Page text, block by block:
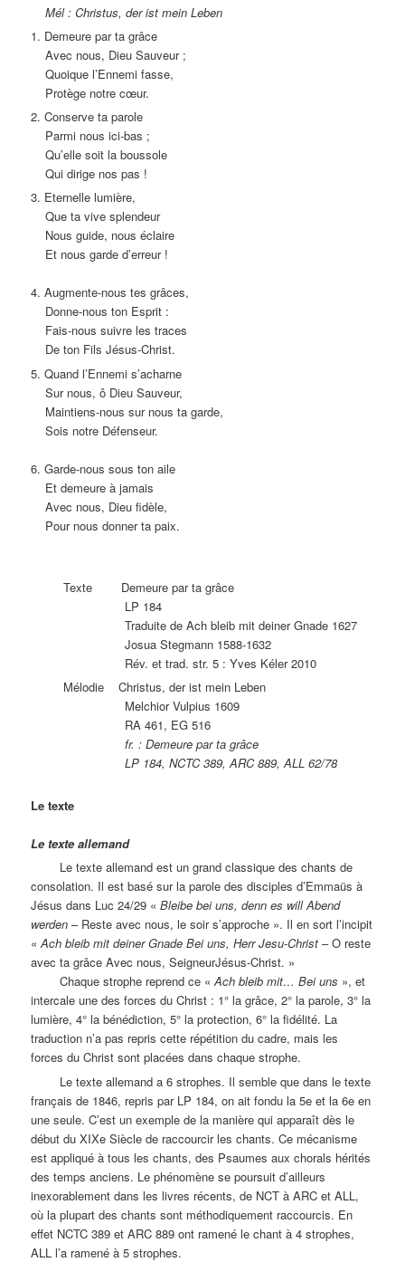
Mél : Christus, der ist mein Leben
1. Demeure par ta grâce
Avec nous, Dieu Sauveur ;
Quoique l’Ennemi fasse,
Protège notre cœur.
2. Conserve ta parole
Parmi nous ici-bas ;
Qu’elle soit la boussole
Qui dirige nos pas !
3. Eternelle lumière,
Que ta vive splendeur
Nous guide, nous éclaire
Et nous garde d’erreur !
4. Augmente-nous tes grâces,
Donne-nous ton Esprit :
Fais-nous suivre les traces
De ton Fils Jésus-Christ.
5. Quand l’Ennemi s’acharne
Sur nous, ô Dieu Sauveur,
Maintiens-nous sur nous ta garde,
Sois notre Défenseur.
6. Garde-nous sous ton aile
Et demeure à jamais
Avec nous, Dieu fidèle,
Pour nous donner ta paix.
Texte Demeure par ta grâce
LP 184
Traduite de Ach bleib mit deiner Gnade 1627
Josua Stegmann 1588-1632
Rév. et trad. str. 5 : Yves Kéler 2010
Mélodie Christus, der ist mein Leben
Melchior Vulpius 1609
RA 461, EG 516
fr. : Demeure par ta grâce
LP 184, NCTC 389, ARC 889, ALL 62/78
Le texte
Le texte allemand
Le texte allemand est un grand classique des chants de
consolation. Il est basé sur la parole des disciples d’Emmaüs à
Jésus dans Luc 24/29 «Bleibe bei uns, denn es will Abend
werden– Reste avec nous, le soir s’approche ». Il en sort l’incipit
«Ach bleib mit deiner Gnade Bei uns, Herr Jesu-Christ– O reste
avec ta grâce Avec nous, SeigneurJésus-Christ. »
Chaque strophe reprend ce «Ach bleib mit… Bei uns », et
intercale une des forces du Christ : 1° la grâce, 2° la parole, 3° la
lumière, 4° la bénédiction, 5° la protection, 6° la fidélité. La
traduction n’a pas repris cette répétition du cadre, mais les
forces du Christ sont placées dans chaque strophe.
Le texte allemand a 6 strophes. Il semble que dans le texte
français de 1846, repris par LP 184, on ait fondu la 5e et la 6e en
une seule. C’est un exemple de la manière qui apparaît dès le
début du XIXe Siècle de raccourcir les chants. Ce mécanisme
est appliqué à tous les chants, des Psaumes aux chorals hérités
des temps anciens. Le phénomène se poursuit d’ailleurs
inexorablement dans les livres récents, de NCT à ARC et ALL,
où la plupart des chants sont méthodiquement raccourcis. En
effet NCTC 389 et ARC 889 ont ramené le chant à 4 strophes,
ALL l’a ramené à 5 strophes.